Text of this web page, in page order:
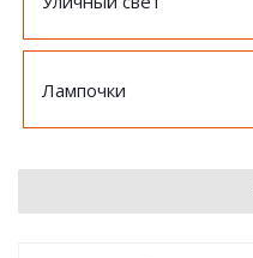
Лампочки